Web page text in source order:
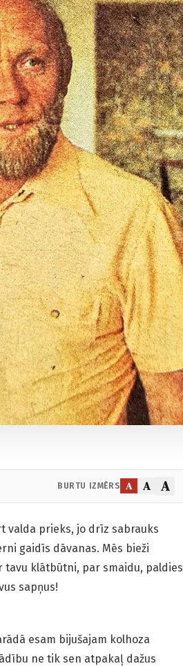
BURTU IZMĒRS A A A
valda prieks, jo drīz sabrauks
gaidīs dāvanas. Mēs bieži
tavu klātbūtni, par smaidu, paldies
sapņus!
esam bijušajam kolhoza
ne tik sen atpakaļ dažus